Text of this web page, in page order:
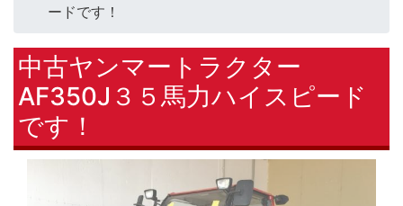
ードです！
中古ヤンマートラクター
AF350J３５馬力ハイスピード
です！